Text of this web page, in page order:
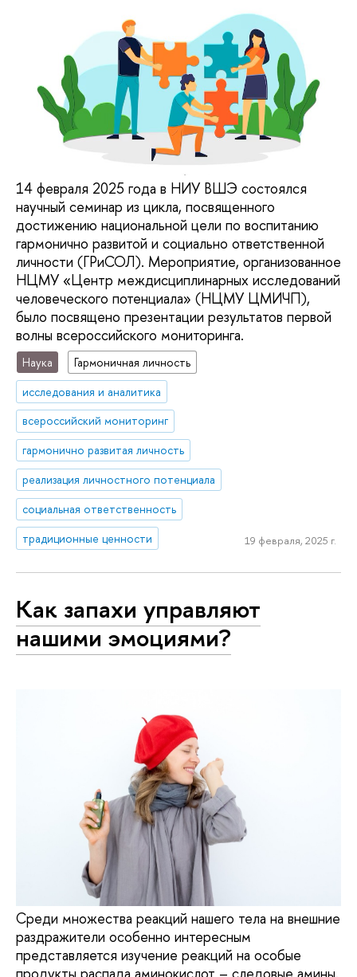
14 февраля 2025 года в НИУ ВШЭ состоялся
научный семинар из цикла, посвященного
достижению национальной цели по воспитанию
гармонично развитой и социально ответственной
личности (ГРиСОЛ). Мероприятие, организованное
НЦМУ «Центр междисциплинарных исследований
человеческого потенциала» (НЦМУ ЦМИЧП),
было посвящено презентации результатов первой
волны всероссийского мониторинга.
Наука
Гармоничная личность
исследования и аналитика
всероссийский мониторинг
гармонично развитая личность
реализация личностного потенциала
социальная ответственность
традиционные ценности
19 февраля, 2025 г.
Как запахи управляют
нашими эмоциями?
Среди множества реакций нашего тела на внешние
раздражители особенно интересным
представляется изучение реакций на особые